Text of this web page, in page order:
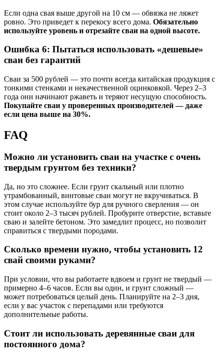
Если одна свая выше другой на 10 см — обвязка не ляжет
ровно. Это приведет к перекосу всего дома. Обязательно
используйте уровень и отрезайте сваи на одной высоте.
Ошибка 6: Пытаться использовать «дешевые»
сваи без гарантий
Сваи за 500 рублей — это почти всегда китайская продукция с
тонкими стенками и некачественной оцинковкой. Через 2–3
года они начинают ржаветь и теряют несущую способность.
Покупайте сваи у проверенных производителей — даже
если цена выше на 30%.
FAQ
Можно ли установить сваи на участке с очень
твердым грунтом без техники?
Да, но это сложнее. Если грунт скальный или плотно
утрамбованный, винтовые сваи могут не вкручиваться. В
этом случае используйте бур для ручного сверления — он
стоит около 2–3 тысяч рублей. Пробурите отверстие, вставьте
сваю и залейте бетоном. Это замедлит процесс, но позволит
справиться с твердыми породами.
Сколько времени нужно, чтобы установить 12
свай своими руками?
При условии, что вы работаете вдвоем и грунт не твердый —
примерно 4–6 часов. Если вы один, и грунт сложный —
может потребоваться целый день. Планируйте на 2–3 дня,
если у вас участок с перепадами или требуются
дополнительные работы.
Стоит ли использовать деревянные сваи для
постоянного дома?